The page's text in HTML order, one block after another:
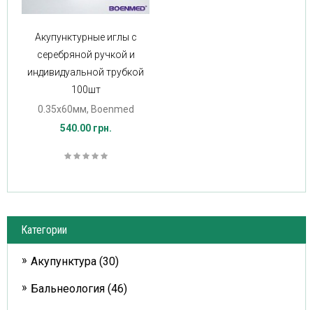
Акупунктурные иглы с
серебряной ручкой и
индивидуальной трубкой
100шт
0.35х60мм, Boenmed
540.00 грн.
Категории
Акупунктура (30)
Бальнеология (46)